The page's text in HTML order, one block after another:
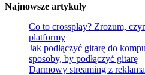
Najnowsze artykuły
Co to crossplay? Zrozum,
platformy
Jak podłączyć gitarę do
sposoby, by podłączyć gitarę
Darmowy streaming z